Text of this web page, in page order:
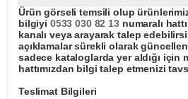
Ürün görseli temsili olup
bilgiyi 0533 030 82 13numaralı
kanalı veya arayarak talep
açıklamalar sürekli olarak
sadece kataloglarda yer aldığı için
hattımızdan bilgi talep etmenizi
Teslimat Bilgileri